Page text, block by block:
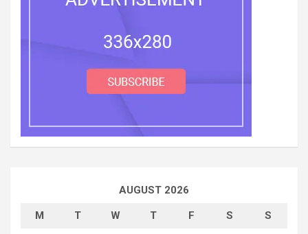
AUGUST 2026
M T W T F S S